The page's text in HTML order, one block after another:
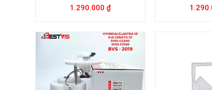
1.290.000 ₫